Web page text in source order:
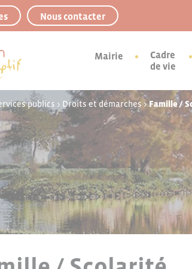
Nous contacter
Mairie
Cadre
de vie
publics > Droits et démarches >Famille /